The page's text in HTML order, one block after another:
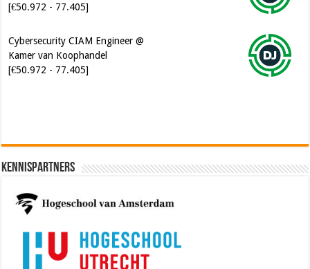
[€50.972 - 77.405]
Cybersecurity CIAM Engineer @
Kamer van Koophandel
[€50.972 - 77.405]
Kennispartners